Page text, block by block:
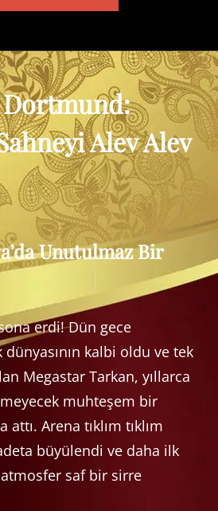
Dortmund:
Alev Alev
Unutulmaz Bir
erdi! Dün gece
kalbi oldu ve tek
Megastar Tarkan, yıllarca
muhteşem bir
Arena tıklım tıklım
büyülendi ve daha ilk
saf bir sirre